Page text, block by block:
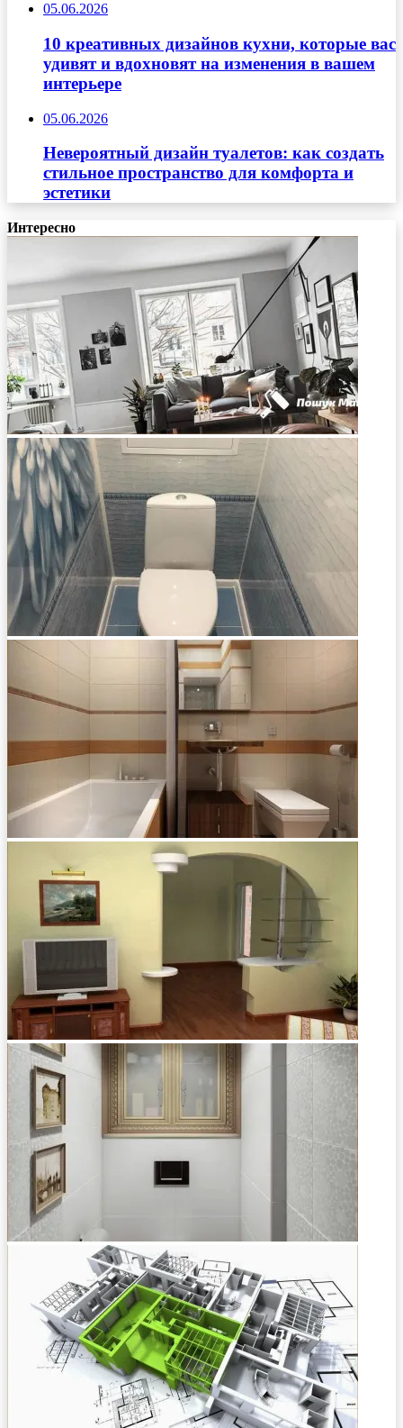
05.06.2026
10 креативных дизайнов кухни, которые вас
удивят и вдохновят на изменения в вашем
интерьере
05.06.2026
Невероятный дизайн туалетов: как создать
стильное пространство для комфорта и
эстетики
Интересно